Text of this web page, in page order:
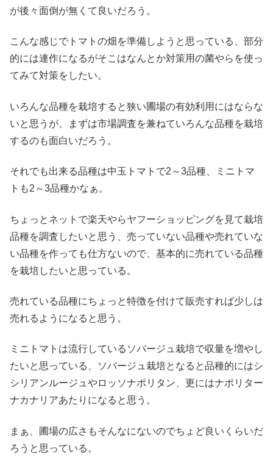
が後々面倒が無くて良いだろう。
こんな感じでトマトの畑を準備しようと思っている、部分
的には連作になるがそこはなんとか対策用の菌やらを使っ
てみて対策をしたい。
いろんな品種を栽培すると狭い圃場の有効利用にはならな
いと思うが、まずは市場調査を兼ねていろんな品種を栽培
するのも面白いだろう。
それでも出来る品種は中玉トマトで2～3品種、ミニトマ
トも2～3品種かなぁ。
ちょっとネットで楽天やらヤフーショッピングを見て栽培
品種を調査したいと思う、売っていない品種や売れていな
い品種を作っても仕方ないので、基本的に売れている品種
を栽培したいと思っている。
売れている品種にちょっと特徴を付けて販売すれば少しは
売れるようになると思う。
ミニトマトは流行しているソバージュ栽培で収量を増やし
たいと思っている、ソバージュ栽培となると品種的にはシ
シリアンルージュやロッソナポリタン、更にはナポリター
ナカナリアあたりになると思う。
まぁ、圃場の広さもそんなにないのでちょど良いくらいだ
ろうと思っている。